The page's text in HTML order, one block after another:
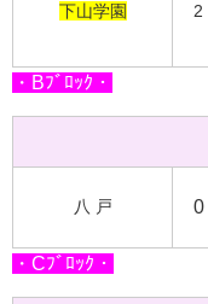
下山学園 2
・Bﾌﾞﾛｯｸ・
八 戸 0
・Cﾌﾞﾛｯｸ・